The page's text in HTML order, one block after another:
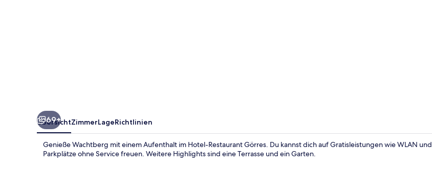
69+
ÜbersichtZimmerLageRichtlinien
Genieße Wachtberg mit einem Aufenthalt im Hotel-Restaurant Görres. Du kannst dich auf Gratisleistungen wie WLAN und
Parkplätze ohne Service freuen. Weitere Highlights sind eine Terrasse und ein Garten.